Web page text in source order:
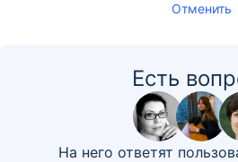
Отменить
Есть
На него ответят